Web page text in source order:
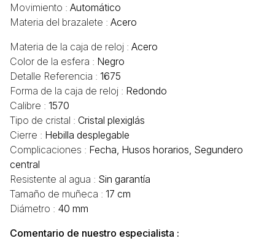
Movimiento : Automático
Materia del brazalete : Acero
Materia de la caja de reloj : Acero
Color de la esfera : Negro
Detalle Referencia : 1675
Forma de la caja de reloj : Redondo
Calibre : 1570
Tipo de cristal : Cristal plexiglás
Cierre : Hebilla desplegable
Complicaciones : Fecha, Husos horarios, Segundero
central
Resistente al agua : Sin garantía
Tamaño de muñeca : 17 cm
Diámetro : 40 mm
Comentario de nuestro especialista :